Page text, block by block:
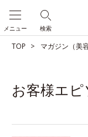
検索
メニュー
TOP マガジン（美
お客様エ